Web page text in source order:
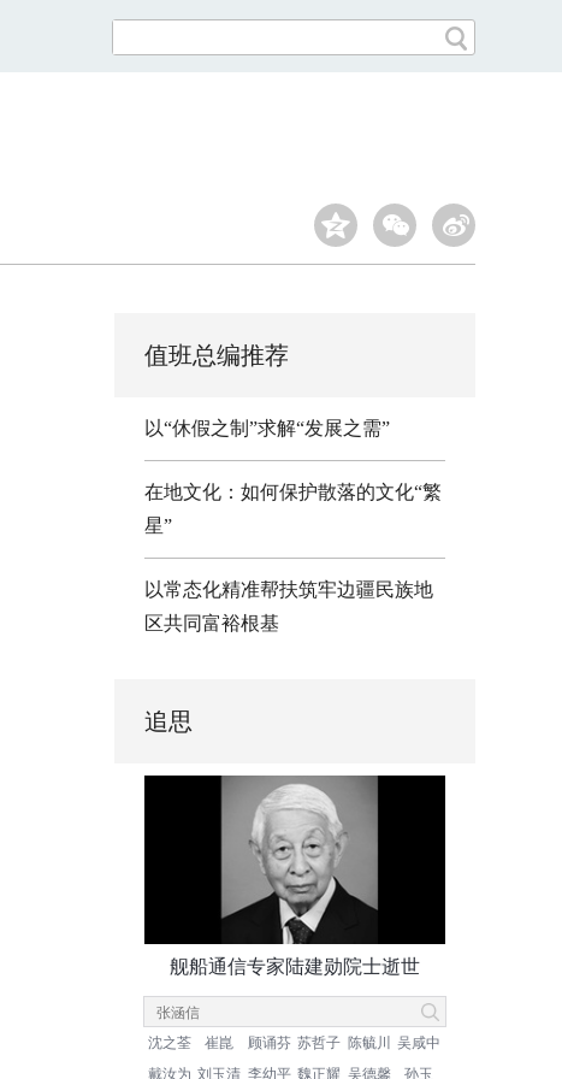
值班总编推荐
以“休假之制”求解“发展之需”
在地文化：如何保护散落的文化“繁
星”
以常态化精准帮扶筑牢边疆民族地
区共同富裕根基
追思
舰船通信专家陆建勋院士逝世
沈之荃 崔崑 顾诵芬 苏哲子 陈毓川
吴咸中
戴汝为 刘玉清 李幼平 魏正耀 吴德馨 孙玉